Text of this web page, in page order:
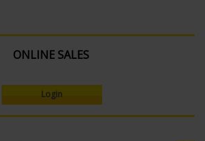
ONLINE SALES
Login